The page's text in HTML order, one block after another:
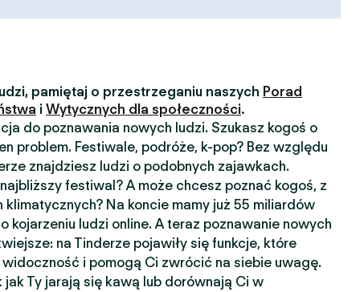
pamiętaj o przestrzeganiu naszych Porad
i Wytycznych dla społeczności.
do poznawania nowych ludzi. Szukasz kogoś o
problem. Festiwale, podróże, k-pop? Bez względu
znajdziesz ludzi o podobnych zajawkach.
festiwal? A może chcesz poznać kogoś, z
klimatycznych? Na koncie mamy już 55 miliardów
kojarzeniu ludzi online. A teraz poznawanie nowych
na Tinderze pojawiły się funkcje, które
i pomogą Ci zwrócić na siebie uwagę.
Ty jarają się kawą lub dorównają Ci w